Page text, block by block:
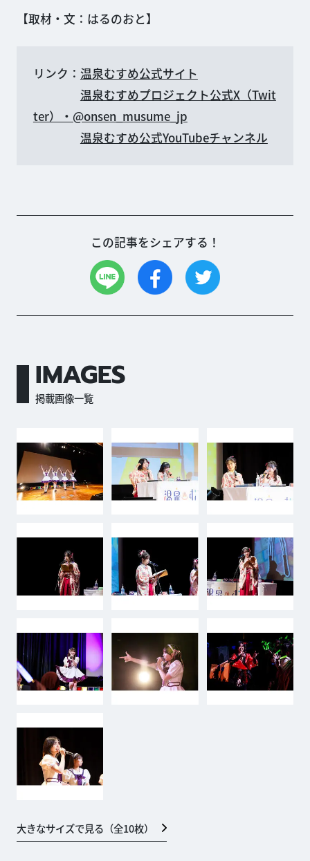
【取材・文：はるのおと】
リンク： 温泉むすめ公式サイト
温泉むすめプロジェクト公式X（Twit
ter）・@onsen_musume_jp
温泉むすめ公式YouTubeチャンネル
この記事をシェアする！
IMAGES
掲載画像一覧
大きなサイズで見る（全10枚）